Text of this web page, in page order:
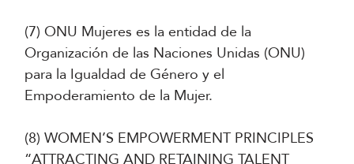
(7) ONU Mujeres es la entidad de la
Organización de las Naciones Unidas (ONU)
para la Igualdad de Género y el
Empoderamiento de la Mujer.
(8) WOMEN’S EMPOWERMENT PRINCIPLES
“ATTRACTING AND RETAINING TALENT